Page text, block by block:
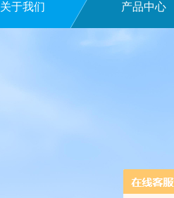
关于我们 产品中心